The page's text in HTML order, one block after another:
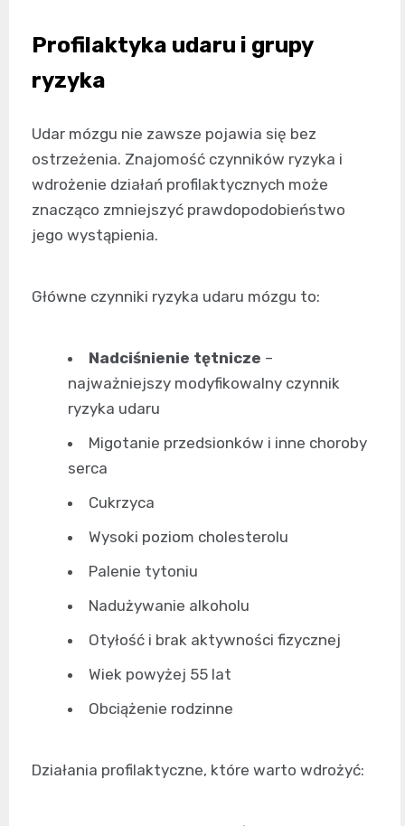
Profilaktyka udaru i grupy
ryzyka
Udar mózgu nie zawsze pojawia się bez
ostrzeżenia. Znajomość czynników ryzyka i
wdrożenie działań profilaktycznych może
znacząco zmniejszyć prawdopodobieństwo
jego wystąpienia.
Główne czynniki ryzyka udaru mózgu to:
Nadciśnienie tętnicze –
najważniejszy modyfikowalny czynnik
ryzyka udaru
Migotanie przedsionków i inne choroby
serca
Cukrzyca
Wysoki poziom cholesterolu
Palenie tytoniu
Nadużywanie alkoholu
Otyłość i brak aktywności fizycznej
Wiek powyżej 55 lat
Obciążenie rodzinne
Działania profilaktyczne, które warto wdrożyć: